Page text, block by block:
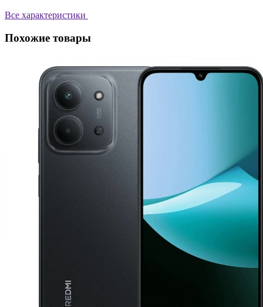
Все характеристики
Похожие товары